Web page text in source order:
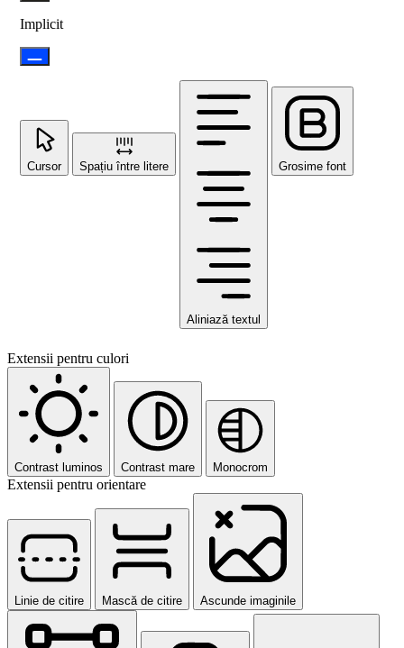
Implicit
Cursor Spațiu între litere
Aliniază textul
Grosime font
Extensii pentru culori
Contrast luminos Contrast mare Monocrom
Extensii pentru orientare
Linie de citire Mască de citire Ascunde imaginile